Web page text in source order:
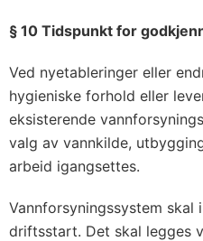
§ 10 Tidspunkt for
Ved nyetableringer eller
hygieniske forhold eller
eksisterende
valg av vannkilde,
arbeid igangsettes.
Vannforsyningssystem skal
driftsstart. Det skal legges